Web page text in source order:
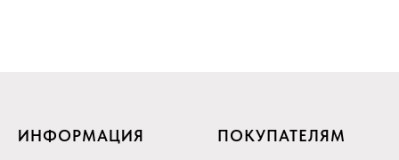
ИНФОРМАЦИЯ ПОКУПАТЕЛЯМ